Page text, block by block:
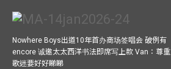
Nowhere Boys出道10年首办商场签唱会 破例有
encore 诚邀太太西洋书法即席写上款 Van：尊重
歌迷要好好睇睇